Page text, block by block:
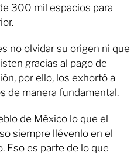
300 mil espacios para
no olvidar su origen ni que
gracias al pago de
por ello, los exhortó a
de manera fundamental.
de México lo que el
siempre llévenlo en el
Eso es parte de lo que